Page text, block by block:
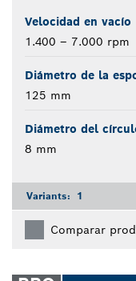
Velocidad en vacío
1.400 – 7.000 rpm
Diámetro de la
125 mm
Diámetro del
8 mm
Variants: 1
Comparar